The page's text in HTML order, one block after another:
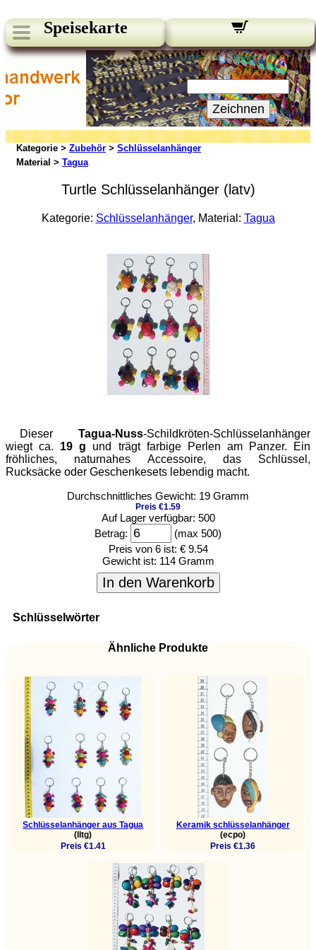
Speisekarte
Unsere Newsletter:
Ihre E-Mail:
Zeichnen
Kategorie > Zubehör > Schlüsselanhänger
Material > Tagua
Turtle Schlüsselanhänger (latv)
Kategorie: Schlüsselanhänger, Material: Tagua
Dieser Tagua-Nuss-Schildkröten-Schlüsselanhänger
wiegt ca. 19 g und trägt farbige Perlen am Panzer. Ein
fröhliches, naturnahes Accessoire, das Schlüssel,
Rucksäcke oder Geschenkesets lebendig macht.
Durchschnittliches Gewicht: 19 Gramm
Preis €1.59
Auf Lager verfügbar: 500
Betrag:
(max 500)
Preis von 6 ist: € 9.54
Gewicht ist: 114 Gramm
In den Warenkorb
Schlüsselwörter
Ähnliche Produkte
Schlüsselanhänger aus Tagua
(lltg)
Preis €1.41
Keramik schlüsselanhänger
(ecpo)
Preis €1.36